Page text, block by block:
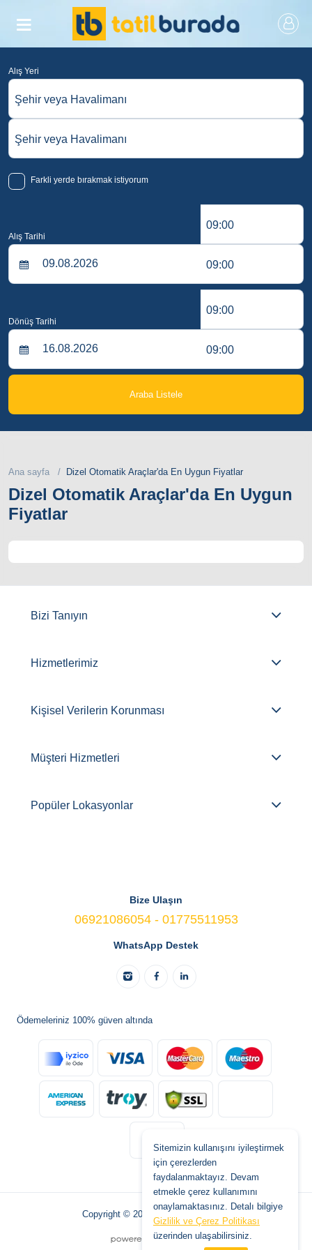
Alış Yeri
Şehir veya Havalimanı
Şehir veya Havalimanı
Farkli yerde bırakmak istiyorum
Alış Tarihi
09:00
09:00
Dönüş Tarihi
09:00
09:00
Araba Listele
Ana sayfa Dizel Otomatik Araçlar'da En Uygun Fiyatlar
Dizel Otomatik Araçlar'da En Uygun
Fiyatlar
Bizi Tanıyın
Hizmetlerimiz
Kişisel Verilerin Korunması
Müşteri Hizmetleri
Popüler Lokasyonlar
Bize Ulaşın
06921086054 - 01775511953
WhatsApp Destek
Ödemeleriniz 100% güven altında
Sitemizin kullanışını iyileştirmek
için çerezlerden
faydalanmaktayız. Devam
etmekle çerez kullanımını
onaylamaktasınız. Detalı bilgiye
Gizlilik ve Çerez Politikası
üzerinden ulaşabilirsiniz.
Copyright © 2026 www.tatilburada.de